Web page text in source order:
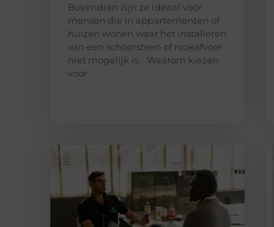
Bovendien zijn ze ideaal voor
mensen die in appartementen of
huizen wonen waar het installeren
van een schoorsteen of rookafvoer
niet mogelijk is. Waarom kiezen
voor